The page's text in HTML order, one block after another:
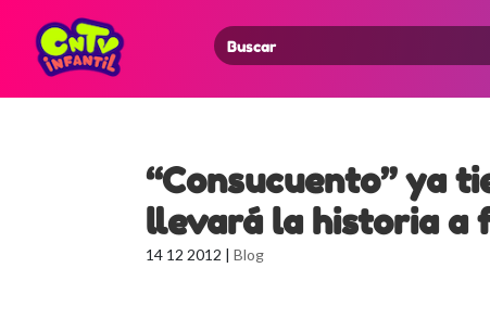
Search
for:
“Consucuento” ya
llevará la historia a
14 12 2012 |Blog